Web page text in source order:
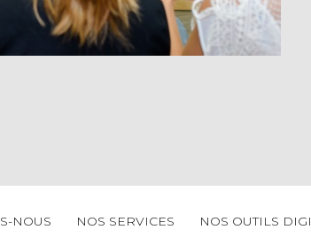
NOUS NOS SERVICES NOS OUTILS